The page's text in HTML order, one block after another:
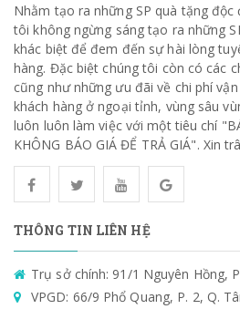
Nhằm tạo ra những SP quà tặng
tôi không ngừng sáng tạo ra những
khác biệt để đem đến sự hài lòng
hàng. Đặc biệt chúng tôi còn có các
cũng như những ưu đãi về chi phí
khách hàng ở ngoại tỉnh, vùng sâu
luôn luôn làm việc với một tiêu chí
KHÔNG BÁO GIÁ ĐỂ TRẢ GIÁ". Xin
THÔNG TIN LIÊN HỆ
Trụ sở chính: 91/1 Nguyên Hồng,
VPGD: 66/9 Phổ Quang, P. 2, Q.